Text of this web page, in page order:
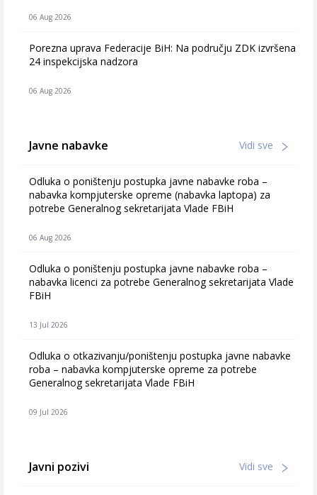
06 Aug 2026
Porezna uprava Federacije BiH: Na području ZDK izvršena
24 inspekcijska nadzora
06 Aug 2026
Javne nabavke Vidi sve
Odluka o poništenju postupka javne nabavke roba –
nabavka kompjuterske opreme (nabavka laptopa) za
potrebe Generalnog sekretarijata Vlade FBiH
06 Aug 2026
Odluka o poništenju postupka javne nabavke roba –
nabavka licenci za potrebe Generalnog sekretarijata Vlade
FBiH
13 Jul 2026
Odluka o otkazivanju/poništenju postupka javne nabavke
roba – nabavka kompjuterske opreme za potrebe
Generalnog sekretarijata Vlade FBiH
09 Jul 2026
Javni pozivi Vidi sve